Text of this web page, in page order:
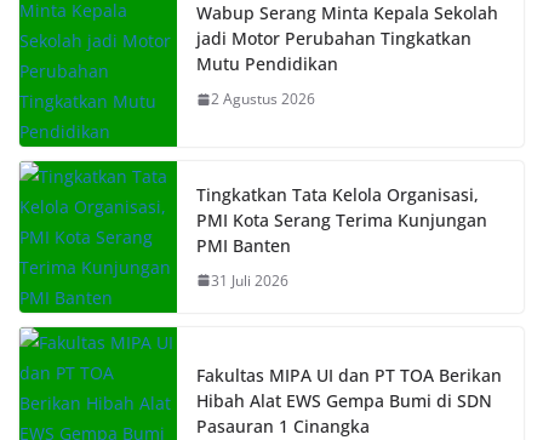
Wabup Serang Minta Kepala Sekolah
jadi Motor Perubahan Tingkatkan
Mutu Pendidikan
2 Agustus 2026
Tingkatkan Tata Kelola Organisasi,
PMI Kota Serang Terima Kunjungan
PMI Banten
31 Juli 2026
Fakultas MIPA UI dan PT TOA Berikan
Hibah Alat EWS Gempa Bumi di SDN
Pasauran 1 Cinangka